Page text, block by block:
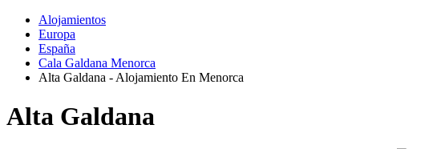
Alojamientos
Europa
España
Cala Galdana Menorca
Alta Galdana - Alojamiento En Menorca
Alta Galdana